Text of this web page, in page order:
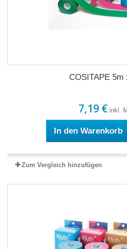
COSITAPE 5m
7,19 € inkl.
In den Warenkorb
Zum Vergleich hinzufügen